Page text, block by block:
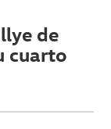
de
cuarto